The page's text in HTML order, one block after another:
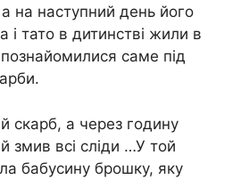
на наступний день його
тато в дитинстві жили в
познайомилися саме під
скарб, а через годину
змив всі сліди …У той
бабусину брошку, яку